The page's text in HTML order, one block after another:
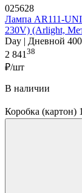
025628
Лампа AR111-
230V) (Arlight,
Day | Дневной
2 84138
₽/шт
В наличии
Коробка